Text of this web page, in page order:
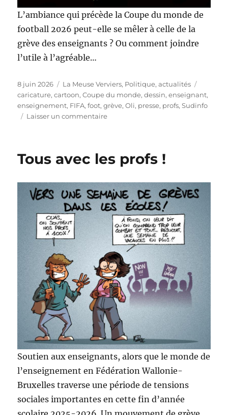
L’ambiance qui précède la Coupe du monde de
football 2026 peut-elle se mêler à celle de la
grève des enseignants ? Ou comment joindre
l’utile à l’agréable…
Publié
le
8 juin 2026 Catégories
La Meuse Verviers, Politique, actualités
caricature,cartoon,Coupe du monde,dessin,enseignant,
enseignement, FIFA,foot,grève,Oli, presse, profs,Sudinfo
Laisser un commentairesur
joignons
l’utile
l’agréable…
Tous avec les profs !
Soutien aux enseignants, alors que le monde de
l’enseignement en Fédération Wallonie-
Bruxelles traverse une période de tensions
sociales importantes en cette fin d’année